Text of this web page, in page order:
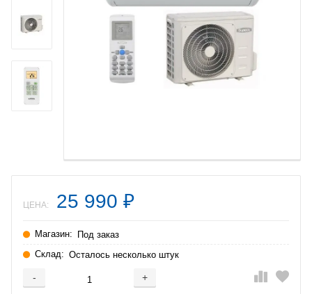
ЦЕНА: 25 990 ₽
Магазин: Под заказ
Склад: Осталось несколько штук
- +
Добавляется...
Добавлен